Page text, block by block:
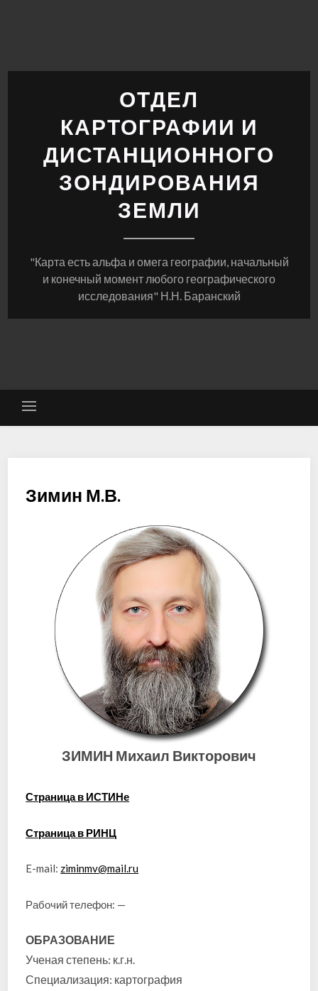
ОТДЕЛ
КАРТОГРАФИИ И
ДИСТАНЦИОННОГО
ЗОНДИРОВАНИЯ
ЗЕМЛИ
"Карта есть альфа и омега географии, начальный
и конечный момент любого географического
исследования" Н.Н. Баранский
Зимин М.В.
ЗИМИН Михаил Викторович
Страница в ИСТИНе
Страница в РИНЦ
E-mail: ziminmv@mail.ru
Рабочий телефон: —
ОБРАЗОВАНИЕ
Ученая степень: к.г.н.
Специализация: картография